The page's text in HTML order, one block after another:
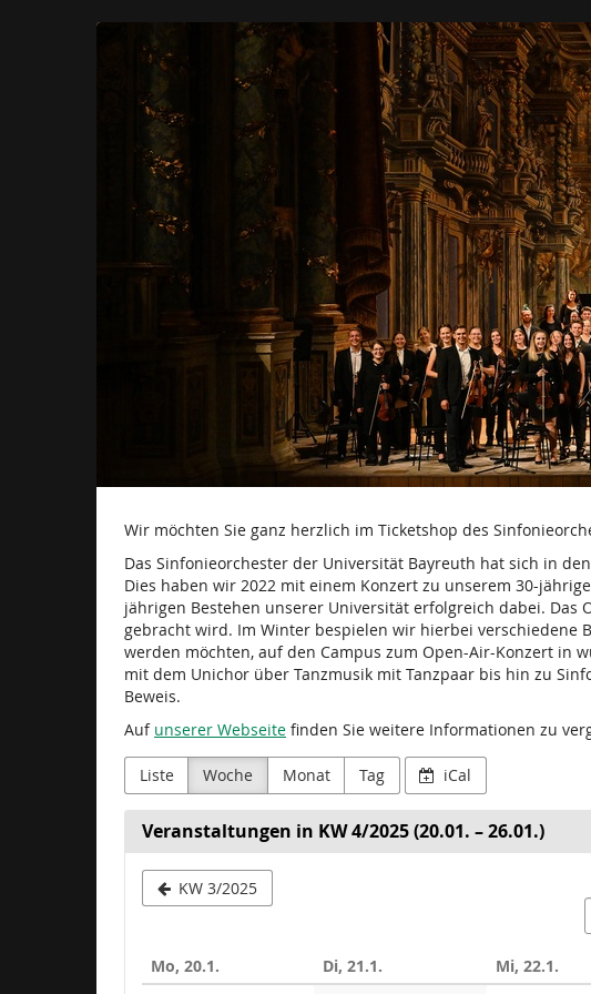
Verein
der
Freunde
und
Förderer
des
Sinfonieorchesters
Universität
Bayreuth
e.V.
Wir möchten Sie ganz herzlich im Ticketshop des
Das Sinfonieorchester der Universität Bayreuth hat sich in
Dies haben wir 2022 mit einem Konzert zu unserem 30-
jährigen Bestehen unserer Universität erfolgreich dabei. Das
gebracht wird. Im Winter bespielen wir hierbei
werden möchten, auf den Campus zum Open-Air-Konzert in
mit dem Unichor über Tanzmusik mit Tanzpaar bis hin zu
Beweis.
Auf unserer Webseite finden Sie weitere Informationen zu
Liste Woche Monat Tag iCal
Veranstaltungen in KW 4/2025 (20.01. – 26.01.)
KW 3/2025
auswählen
Mo, 20.1. Di, 21.1. Mi, 22.1.